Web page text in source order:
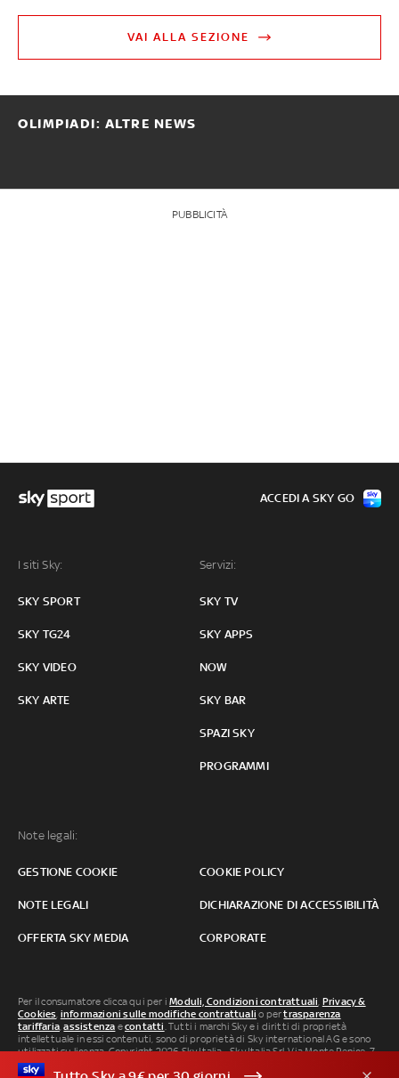
VAI ALLA SEZIONE
OLIMPIADI: ALTRE NEWS
PUBBLICITÀ
I siti Sky:
SKY SPORT
SKY TG24
SKY VIDEO
SKY ARTE
Servizi:
SKY TV
SKY APPS
NOW
SKY BAR
SPAZI SKY
PROGRAMMI
Note legali:
GESTIONE COOKIE COOKIE POLICY
NOTE LEGALI DICHIARAZIONE DI ACCESSIBILITÀ
OFFERTA SKY MEDIA CORPORATE
ACCEDI A SKY GO
Per il consumatore clicca qui per iModuli, Condizioni contrattuali, Privacy &
Cookies, informazioni sulle modifiche contrattuali o pertrasparenza
tariffaria,assistenza econtatti. Tutti i marchi Sky e i diritti di proprietà
intellettuale in essi contenuti, sono di proprietà di Sky international AG e sono
utilizzati su licenza. Copyright 2026 Sky Italia - Sky Italia Srl Via Monte Penice, 7 -
20138 Milano P.IVA 04619241005. SkyTG24: ISSN 3035-1537 e SkySport: ISSN